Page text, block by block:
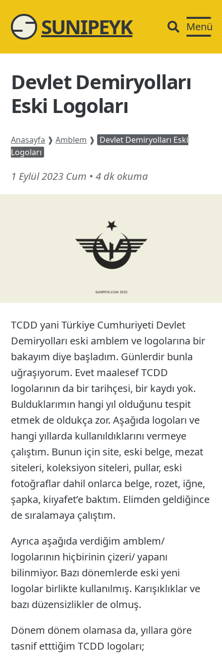
SUNIPEYK Menü
Devlet Demiryolları
Eski Logoları
Anasayfa ❱ Amblem ❱ Devlet Demiryolları Eski
Logoları
1 Eylül 2023 Cum 14
Mart
• 4 dk okuma
TCDD yani Türkiye Cumhuriyeti Devlet
Demiryolları eski amblem ve logolarına bir
bakayım diye başladım. Günlerdir bunla
uğraşıyorum. Evet maalesef TCDD
logolarının da bir tarihçesi, bir kaydı yok.
Bulduklarımın hangi yıl olduğunu tespit
etmek de oldukça zor. Aşağıda logoları ve
hangi yıllarda kullanıldıklarını vermeye
çalıştım. Bunun için site, eski belge, mezat
siteleri, koleksiyon siteleri, pullar, eski
fotoğraflar dahil onlarca belge, rozet, iğne,
şapka, kiıyafet’e baktım. Elimden geldiğince
de sıralamaya çalıştım.
Ayrıca aşağıda verdiğim amblem/
logolarının hiçbirinin çizeri/ yapanı
bilinmiyor. Bazı dönemlerde eski yeni
logolar birlikte kullanılmış. Karışıklıklar ve
bazı düzensizlikler de olmuş.
Dönem dönem olamasa da, yıllara göre
tasnif etttiğim TCDD logoları;